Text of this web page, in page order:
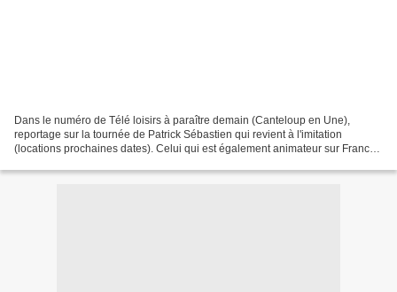
Dans le numéro de Télé loisirs à paraître demain (Canteloup en Une),
reportage sur la tournée de Patrick Sébastien qui revient à l'imitation
(locations prochaines dates). Celui qui est également animateur sur France